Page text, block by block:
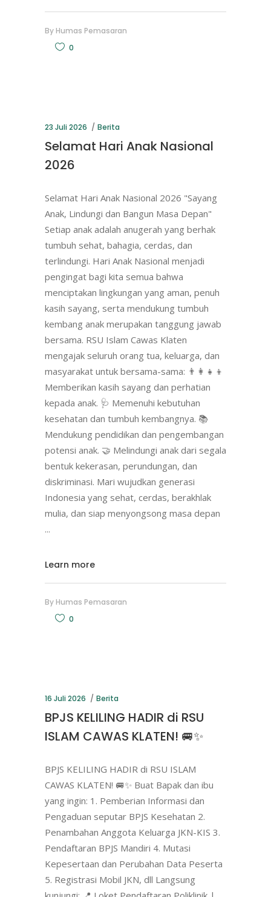
By Humas Pemasaran
0
23 Juli 2026 Berita
Selamat Hari Anak Nasional
2026
Selamat Hari Anak Nasional 2026 "Sayang
Anak, Lindungi dan Bangun Masa Depan"
Setiap anak adalah anugerah yang berhak
tumbuh sehat, bahagia, cerdas, dan
terlindungi. Hari Anak Nasional menjadi
pengingat bagi kita semua bahwa
menciptakan lingkungan yang aman, penuh
kasih sayang, serta mendukung tumbuh
kembang anak merupakan tanggung jawab
bersama. RSU Islam Cawas Klaten
mengajak seluruh orang tua, keluarga, dan
masyarakat untuk bersama-sama: 👨‍👩‍👧‍👦
Memberikan kasih sayang dan perhatian
kepada anak. 🩺 Memenuhi kebutuhan
kesehatan dan tumbuh kembangnya. 📚
Mendukung pendidikan dan pengembangan
potensi anak. 🤝 Melindungi anak dari segala
bentuk kekerasan, perundungan, dan
diskriminasi. Mari wujudkan generasi
Indonesia yang sehat, cerdas, berakhlak
mulia, dan siap menyongsong masa depan
Learn more
By Humas Pemasaran
0
16 Juli 2026 Berita
BPJS KELILING HADIR di RSU
ISLAM CAWAS KLATEN! 🚐✨
BPJS KELILING HADIR di RSU ISLAM
CAWAS KLATEN! 🚐✨ Buat Bapak dan ibu
yang ingin: 1. Pemberian Informasi dan
Pengaduan seputar BPJS Kesehatan 2.
Penambahan Anggota Keluarga JKN-KIS 3.
Pendaftaran BPJS Mandiri 4. Mutasi
Kepesertaan dan Perubahan Data Peserta
5. Registrasi Mobil JKN, dll Langsung